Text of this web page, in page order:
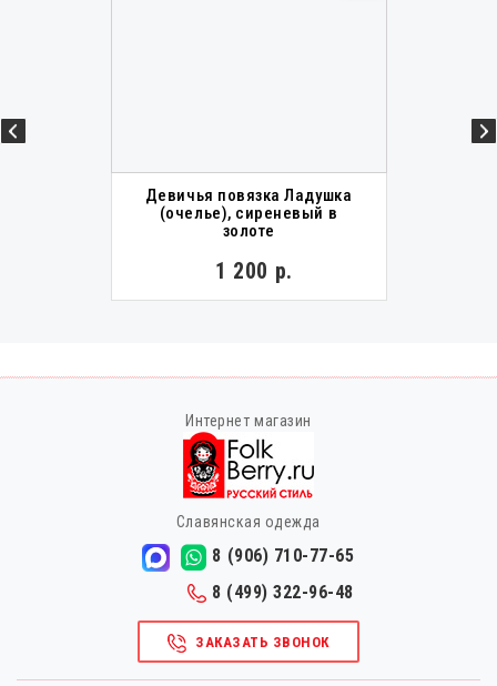
Девичья повязка Ладушка
(очелье), сиреневый в
золоте
1 200 р.
Интернет магазин
Славянская одежда
8 (906) 710-77-65
8 (499) 322-96-48
ЗАКАЗАТЬ ЗВОНОК